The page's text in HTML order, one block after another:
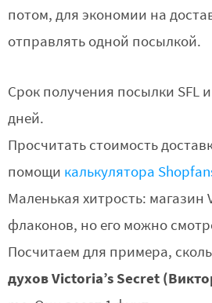
потом, для экономии на
отправлять одной посылкой.
Срок получения посылки SFL
дней.
Просчитать стоимость
помощи калькулятора
Маленькая хитрость: магазин
флаконов, но его можно
Посчитаем для примера,
духов Victoria’s Secret